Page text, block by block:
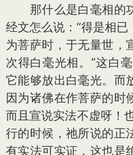
那什么是白毫相的
经文怎么说：“得是相
为菩萨时，于无量世，
次得白毫光相。”这白
它能够放出白毫光。而
因为诸佛在作菩萨的时
而且宣说实法不虚呀！
行的时候，祂所说的正
有实法可实证，这也是